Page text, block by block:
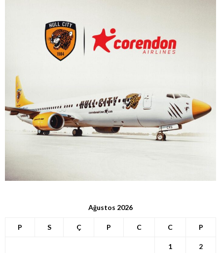
Ağustos 2026
P S Ç P C C P
1 2